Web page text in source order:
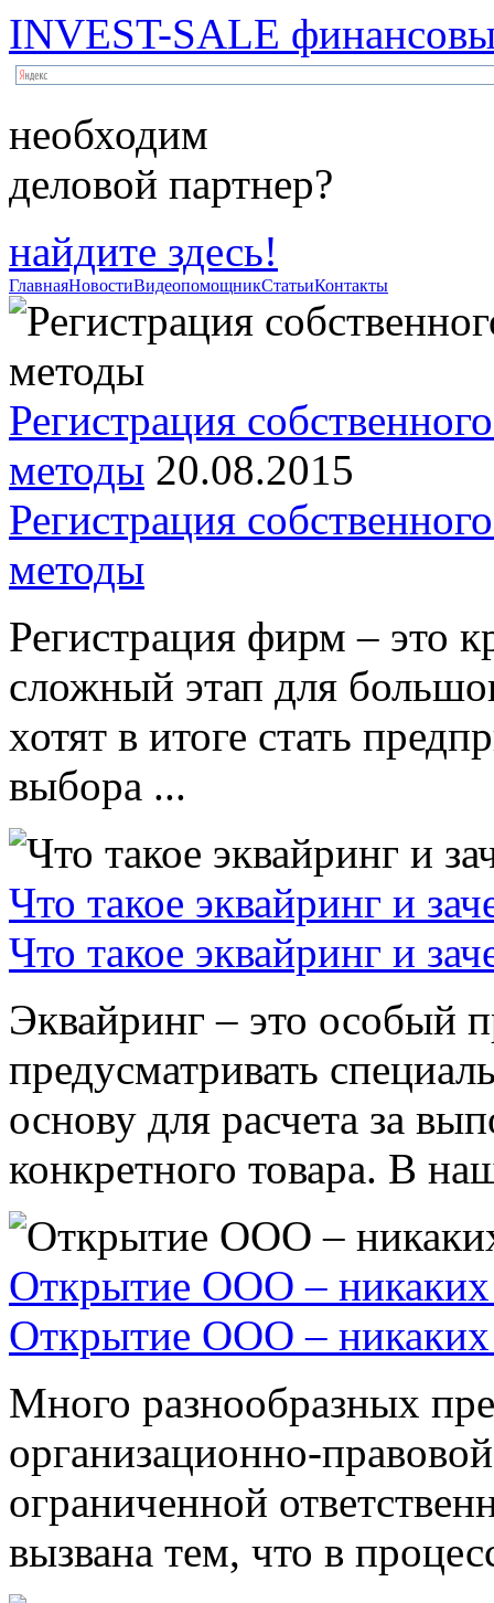
INVEST-SALE
необходим
деловой партнер?
найдите здесь!
ГлавнаяНовостиВидеопомощникСтатьиКонтакты
Регистрация
методы 20.08.2015
Регистрация
методы
Регистрация фирм – это
сложный этап для
хотят в итоге стать
выбора ...
Что такое эквайринг и
Что такое эквайринг и
Эквайринг – это особый
предусматривать
основу для расчета за
конкретного товара. В
Открытие ООО – никаких
Открытие ООО – никаких
Много разнообразных
организационно-
ограниченной
вызвана тем, что в